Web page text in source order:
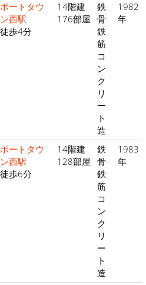
ポートタウ
ン西駅
徒歩4分
14階建
176部屋
鉄
骨
鉄
筋
コ
ン
ク
リ
ー
ト
造
1982
年
ポートタウ
ン西駅
徒歩6分
14階建
128部屋
鉄
骨
鉄
筋
コ
ン
ク
リ
ー
ト
造
1983
年